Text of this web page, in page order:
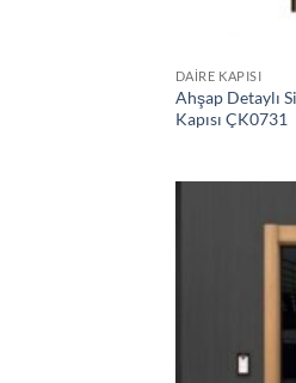
DAIRE KAPISI
Ahşap Detaylı
Kapısı ÇK0731